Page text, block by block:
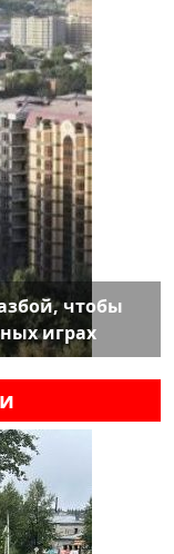
чтобы
играх